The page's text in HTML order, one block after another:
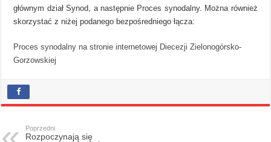
głównym dział Synod, a następnie Proces synodalny. Można również
skorzystać z niżej podanego bezpośredniego łącza:
Proces synodalny na stronie internetowej Diecezji Zielonogórsko-
Gorzowskiej
Poprzedni
Rozpoczynają się